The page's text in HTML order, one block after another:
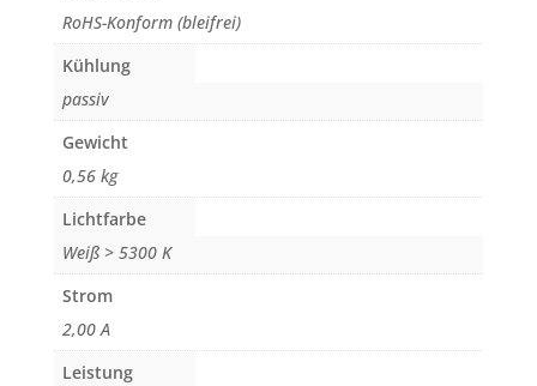
RoHS-Konform (bleifrei)
Kühlung
passiv
Gewicht
0,56 kg
Lichtfarbe
Weiß > 5300 K
Strom
2,00 A
Leistung